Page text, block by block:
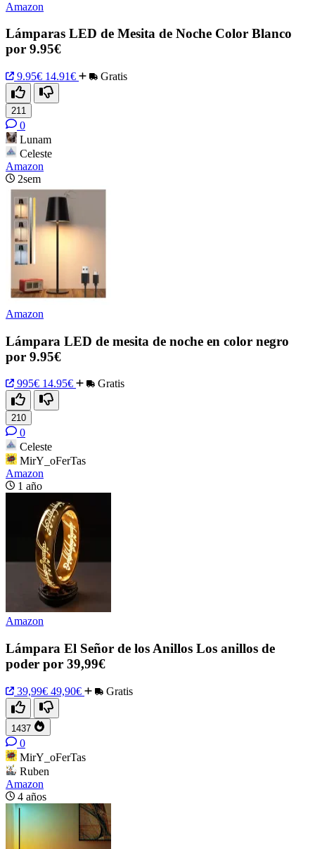
Amazon
Lámparas LED de Mesita de Noche Color Blanco
por 9.95€
9.95€ 14.91€ Gratis
211
0
Lunam
Celeste
Amazon
2sem
Amazon
Lámpara LED de mesita de noche en color negro
por 9.95€
995€ 14.95€ Gratis
210
0
Celeste
MirY_oFerTas
Amazon
1 año
Amazon
Lámpara El Señor de los Anillos Los anillos de
poder por 39,99€
39,99€ 49,90€ Gratis
1437
0
MirY_oFerTas
Ruben
Amazon
4 años